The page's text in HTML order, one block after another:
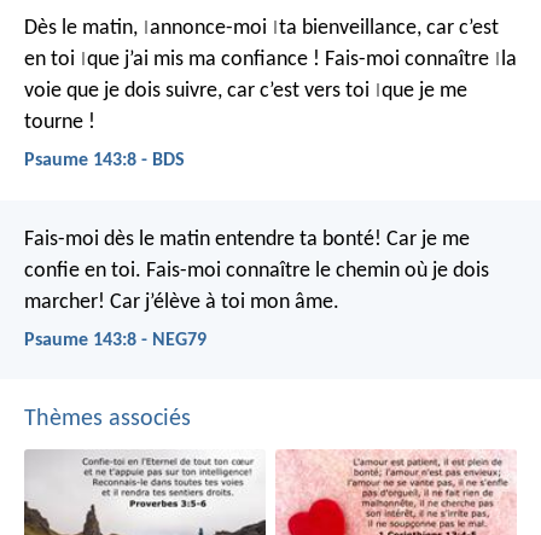
Dès le matin, annonce-moi ta bienveillance, car c’est
en toi que j’ai mis ma confiance ! Fais-moi connaître la
voie que je dois suivre, car c’est vers toi que je me
tourne !
Psaume 143:8 - BDS
Fais-moi dès le matin entendre ta bonté! Car je me
confie en toi. Fais-moi connaître le chemin où je dois
marcher! Car j’élève à toi mon âme.
Psaume 143:8 - NEG79
Thèmes associés